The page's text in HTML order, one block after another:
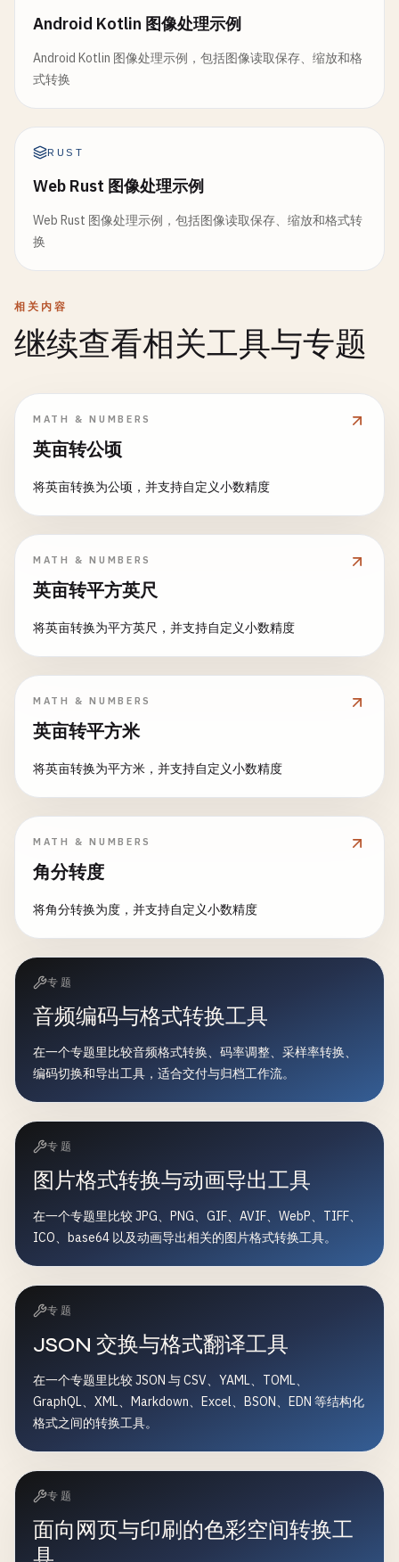
Android Kotlin 图像处理示例
Android Kotlin 图像处理示例，包括图像读取保存、缩放和格
式转换
RUST
Web Rust 图像处理示例
Web Rust 图像处理示例，包括图像读取保存、缩放和格式转
换
相关内容
继续查看相关工具与专题
MATH & NUMBERS
英亩转公顷
将英亩转换为公顷，并支持自定义小数精度
MATH & NUMBERS
英亩转平方英尺
将英亩转换为平方英尺，并支持自定义小数精度
MATH & NUMBERS
英亩转平方米
将英亩转换为平方米，并支持自定义小数精度
MATH & NUMBERS
角分转度
将角分转换为度，并支持自定义小数精度
专题
音频编码与格式转换工具
在一个专题里比较音频格式转换、码率调整、采样率转换、
编码切换和导出工具，适合交付与归档工作流。
专题
图片格式转换与动画导出工具
在一个专题里比较 JPG、PNG、GIF、AVIF、WebP、TIFF、
ICO、base64 以及动画导出相关的图片格式转换工具。
专题
JSON 交换与格式翻译工具
在一个专题里比较 JSON 与 CSV、YAML、TOML、
GraphQL、XML、Markdown、Excel、BSON、EDN 等结构化
格式之间的转换工具。
专题
面向网页与印刷的色彩空间转换工